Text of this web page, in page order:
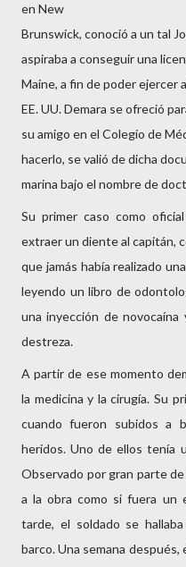
en New
Brunswick, conoció a un tal
aspiraba a conseguir una
Maine, a fin de poder ejercer
EE. UU. Demara se ofreció
su amigo en el Colegio de
hacerlo, se valió de dicha
marina bajo el nombre de
Su primer caso como
extraer un diente al capitán,
que jamás había realizado
leyendo un libro de
una inyección de
destreza.
A partir de ese momento
la medicina y la cirugía. Su
cuando fueron subidos a
heridos. Uno de ellos tenía
Observado por gran parte
a la obra como si fuera un
tarde, el soldado se
barco. Una semana después,